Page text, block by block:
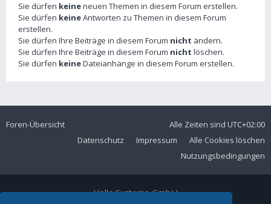
Sie dürfen keineneuen Themen in diesem Forum erstellen.
Sie dürfen keineAntworten zu Themen in diesem Forum
erstellen.
Sie dürfen Ihre Beiträge in diesem Forum nicht ändern.
Sie dürfen Ihre Beiträge in diesem Forum nicht löschen.
Sie dürfen keineDateianhänge in diesem Forum erstellen.
Foren-Übersicht Alle Zeiten sind UTC+02:00
Alle Cookies löschen
Impressum
Datenschutz
Nutzungsbedingungen
Volla Systeme GmbH